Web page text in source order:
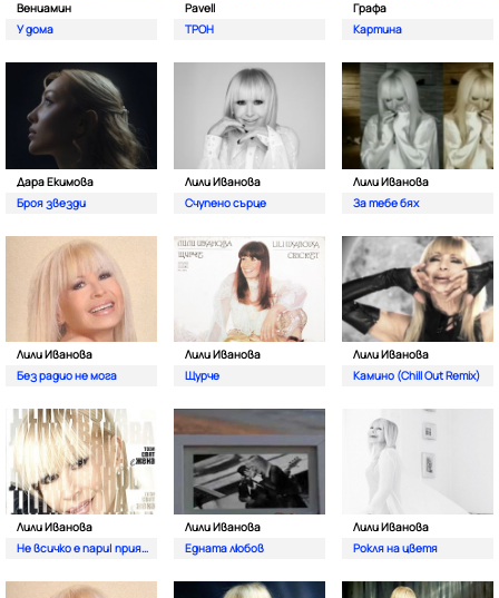
Вениамин
У дома
Pavell
ТРОН
Графа
Картина
Дара Екимова
Броя звезди
Лили Иванова
Счупено сърце
Лили Иванова
За тебе бях
Лили Иванова
Без радио не мога
Лили Иванова
Щурче
Лили Иванова
Камино (Chill Out Remix)
Лили Иванова
Не всичко е пари| приятелю
Лили Иванова
Едната любов
Лили Иванова
Рокля на цветя